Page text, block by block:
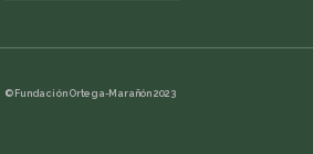
© Fundación Ortega-Marañón 2023